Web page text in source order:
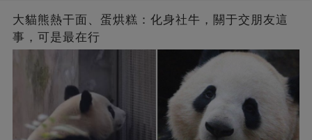
大貓熊熱干面、蛋烘糕：化身社牛，關于交朋友這
事，可是最在行